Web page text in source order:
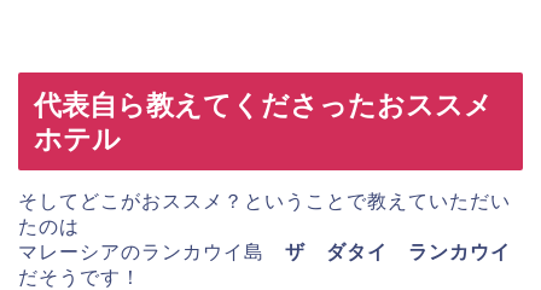
代表自ら教えてくださったおススメ
ホテル
そしてどこがおススメ？ということで教えていただい
たのは
マレーシアのランカウイ島
ザ ダタイ ランカウイ
だそうです！